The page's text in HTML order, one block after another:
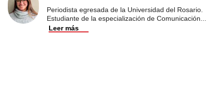
Periodista egresada de la Universidad del Rosario.
Estudiante de la especialización de Comunicación
Leer más